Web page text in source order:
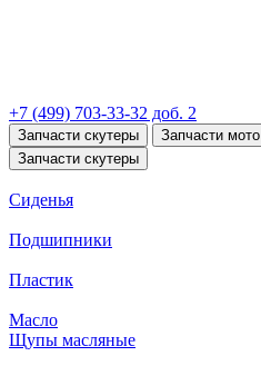
+7 (499) 703-33-32 доб. 2
Запчасти скутеры Запчасти мото
Запчасти скутеры
Сиденья
Подшипники
Пластик
Масло
Щупы масляные